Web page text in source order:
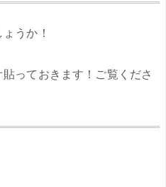
うか！
っておきます！ご覧くださ